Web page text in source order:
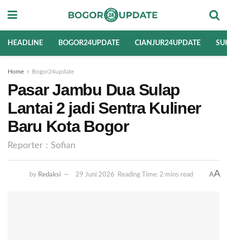
HEADLINE BOGOR24UPDATE CIANJUR24UPDATE
Home Bogor24update
Pasar Jambu Dua Sulap
Lantai 2 jadi Sentra Kuliner
Baru Kota Bogor
Reporter : Sofian
by Redaksi 29 Juni 2026 Reading Time: 2 mins read AA